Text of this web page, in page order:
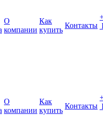
О
компании
Как
купить
Контакты
О
компании
Как
купить
Контакты